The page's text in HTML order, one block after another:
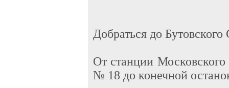
Добраться до
От станции Московского
№ 18 до конечной